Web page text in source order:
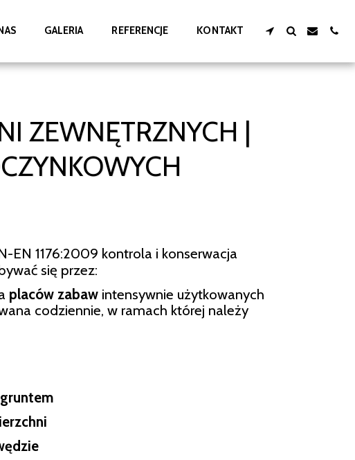
GALERIA REFERENCJE KONTAKT
ZEWNĘTRZNYCH |
EN 1176:2009 kontrola i konserwacja
się przez:
placów zabaw intensywnie użytkowanych
codziennie, w ramach której należy